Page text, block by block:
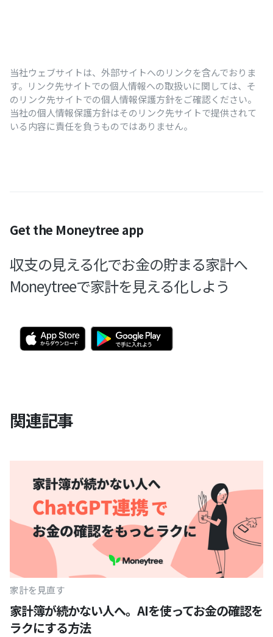
当社ウェブサイトは、外部サイトへのリンクを含んでおりま
す。リンク先サイトでの個人情報への取扱いに関しては、そ
のリンク先サイトでの個人情報保護方針をご確認ください。
当社の個人情報保護方針はそのリンク先サイトで提供されて
いる内容に責任を負うものではありません。
Get the Moneytree app
収支の見える化でお金の貯まる家計へ
Moneytreeで家計を見える化しよう
関連記事
家計を見直す
家計簿が続かない人へ。AIを使ってお金の確認を
ラクにする方法